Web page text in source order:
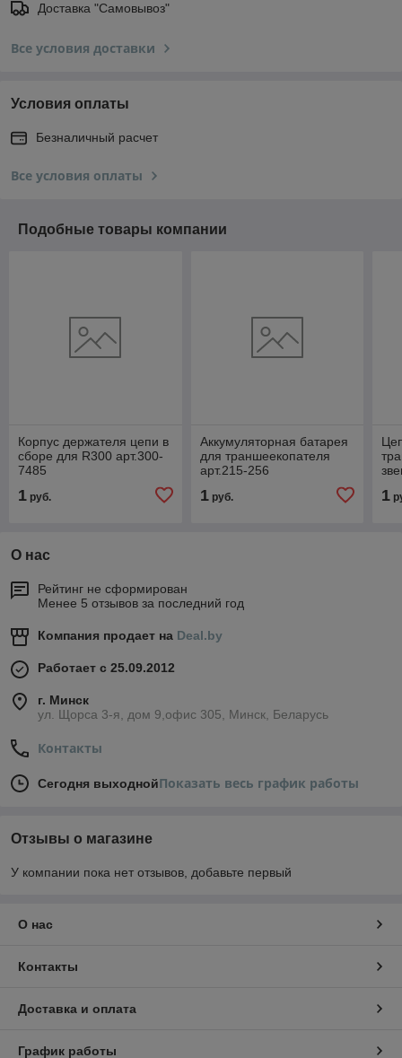
Доставка "Самовывоз"
Все условия доставки
Условия оплаты
Безналичный расчет
Все условия оплаты
Подобные товары компании
Корпус держателя цепи в
сборе для R300 арт.300-
7485
1 руб.
Аккумуляторная батарея
для траншеекопателя
арт.215-256
1руб. 1
О нас
Рейтинг не сформирован
Менее 5 отзывов за последний год
Компания продает на Deal.by
Работает с 25.09.2012
г. Минск
ул. Щорса 3-я, дом 9,офис 305, Минск, Беларусь
Контакты
Сегодня выходнойПоказать весь график работы
Отзывы о магазине
У компании пока нет отзывов, добавьте первый
О нас
Контакты
Доставка и оплата
График работы